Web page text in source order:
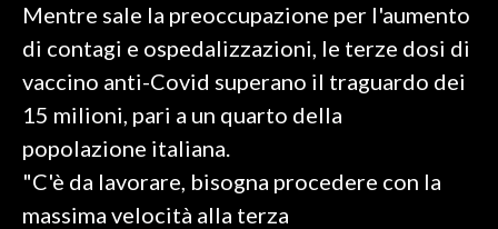
CALCIO REGIONALE
BASKET
VOLLEY
MOTORI
TENNIS
ALTRI SPORT
Mentre sale la preoccupazione per l'aumento
di contagi e ospedalizzazioni, le terze dosi di
vaccino anti-Covid superano il traguardo dei
15 milioni, pari a un quarto della
popolazione italiana.
"C'è da lavorare, bisogna procedere con la
massima velocità alla terza